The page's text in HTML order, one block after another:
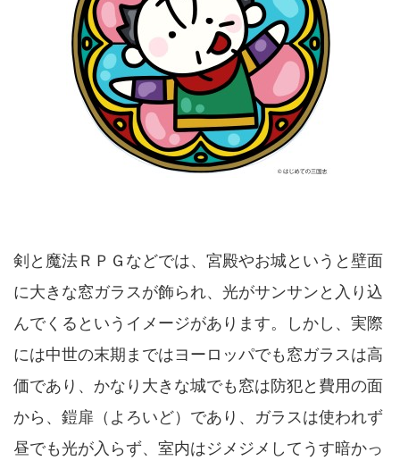
剣と魔法ＲＰＧなどでは、宮殿やお城というと壁面
に大きな窓ガラスが飾られ、光がサンサンと入り込
んでくるというイメージがあります。しかし、実際
には中世の末期まではヨーロッパでも窓ガラスは高
価であり、かなり大きな城でも窓は防犯と費用の面
から、鎧扉（よろいど）であり、ガラスは使われず
昼でも光が入らず、室内はジメジメしてうす暗かっ